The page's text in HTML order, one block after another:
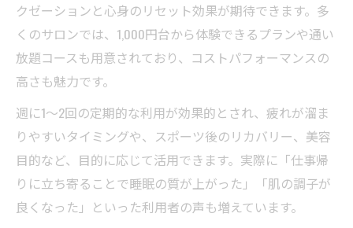
酸素カプセル通い放題プランの実態を解説
酸素カプセル通い放題プランの選び方と魅
力
酸素カプセルの月額制と都度払いを徹底比
較
酸素カプセル通い放題で得られるメリット
とは
酸素カプセルのプラン選びで後悔しないコ
ツ
クゼーションと心身のリセット効果が期待できます。多
くのサロンでは、1,000円台から体験できるプランや通い
放題コースも用意されており、コストパフォーマンスの
高さも魅力です。
週に1〜2回の定期的な利用が効果的とされ、疲れが溜ま
りやすいタイミングや、スポーツ後のリカバリー、美容
目的など、目的に応じて活用できます。実際に「仕事帰
りに立ち寄ることで睡眠の質が上がった」「肌の調子が
良くなった」といった利用者の声も増えています。